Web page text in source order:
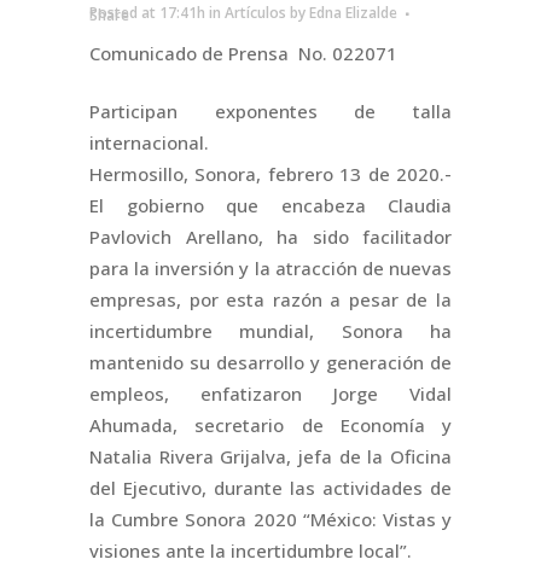
Posted at 17:41h in Artículos by Edna Elizalde
Share
Comunicado de Prensa No. 022071
Participan exponentes de talla
internacional.
Hermosillo, Sonora, febrero 13 de 2020.-
El gobierno que encabeza Claudia
Pavlovich Arellano, ha sido facilitador
para la inversión y la atracción de nuevas
empresas, por esta razón a pesar de la
incertidumbre mundial, Sonora ha
mantenido su desarrollo y generación de
empleos, enfatizaron Jorge Vidal
Ahumada, secretario de Economía y
Natalia Rivera Grijalva, jefa de la Oficina
del Ejecutivo, durante las actividades de
la Cumbre Sonora 2020 “México: Vistas y
visiones ante la incertidumbre local”.